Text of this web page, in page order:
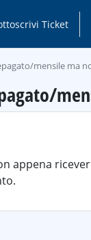
Ticket
mensile ma
appena